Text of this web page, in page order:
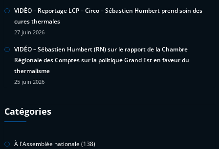
VIDÉO – Reportage LCP – Circo – Sébastien Humbert prend soin des
cures thermales
27 juin 2026
VIDÉO – Sébastien Humbert (RN) sur le rapport de la Chambre
Régionale des Comptes sur la politique Grand Est en faveur du
thermalisme
25 juin 2026
Catégories
À l'Assemblée nationale (138)